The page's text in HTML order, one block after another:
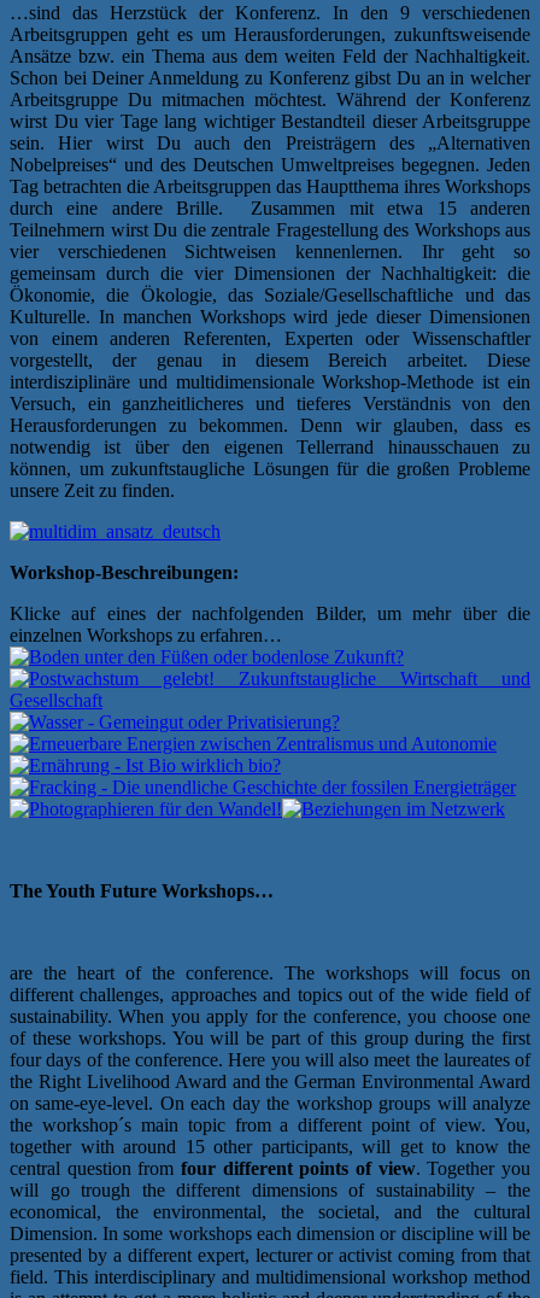
…sind das Herzstück der Konferenz. In den 9 verschiedenen
Arbeitsgruppen geht es um Herausforderungen, zukunftsweisende
Ansätze bzw. ein Thema aus dem weiten Feld der Nachhaltigkeit.
Schon bei Deiner Anmeldung zu Konferenz gibst Du an in welcher
Arbeitsgruppe Du mitmachen möchtest. Während der Konferenz
wirst Du vier Tage lang wichtiger Bestandteil dieser Arbeitsgruppe
sein. Hier wirst Du auch den Preisträgern des „Alternativen
Nobelpreises“ und des Deutschen Umweltpreises begegnen. Jeden
Tag betrachten die Arbeitsgruppen das Hauptthema ihres Workshops
durch eine andere Brille. Zusammen mit etwa 15 anderen
Teilnehmern wirst Du die zentrale Fragestellung des Workshops aus
vier verschiedenen Sichtweisen kennenlernen. Ihr geht so
gemeinsam durch die vier Dimensionen der Nachhaltigkeit: die
Ökonomie, die Ökologie, das Soziale/Gesellschaftliche und das
Kulturelle. In manchen Workshops wird jede dieser Dimensionen
von einem anderen Referenten, Experten oder Wissenschaftler
vorgestellt, der genau in diesem Bereich arbeitet. Diese
interdisziplinäre und multidimensionale Workshop-Methode ist ein
Versuch, ein ganzheitlicheres und tieferes Verständnis von den
Herausforderungen zu bekommen. Denn wir glauben, dass es
notwendig ist über den eigenen Tellerrand hinausschauen zu
können, um zukunftstaugliche Lösungen für die großen Probleme
unsere Zeit zu finden.
Workshop-Beschreibungen:
Klicke auf eines der nachfolgenden Bilder, um mehr über die
einzelnen Workshops zu erfahren…
The Youth Future Workshops…
are the heart of the conference. The workshops will focus on
different challenges, approaches and topics out of the wide field of
sustainability. When you apply for the conference, you choose one
of these workshops. You will be part of this group during the first
four days of the conference. Here you will also meet the laureates of
the Right Livelihood Award and the German Environmental Award
on same-eye-level. On each day the workshop groups will analyze
the workshop´s main topic from a different point of view. You,
together with around 15 other participants, will get to know the
central question from four different points of view. Together you
will go trough the different dimensions of sustainability – the
economical, the environmental, the societal, and the cultural
Dimension. In some workshops each dimension or discipline will be
presented by a different expert, lecturer or activist coming from that
field. This interdisciplinary and multidimensional workshop method